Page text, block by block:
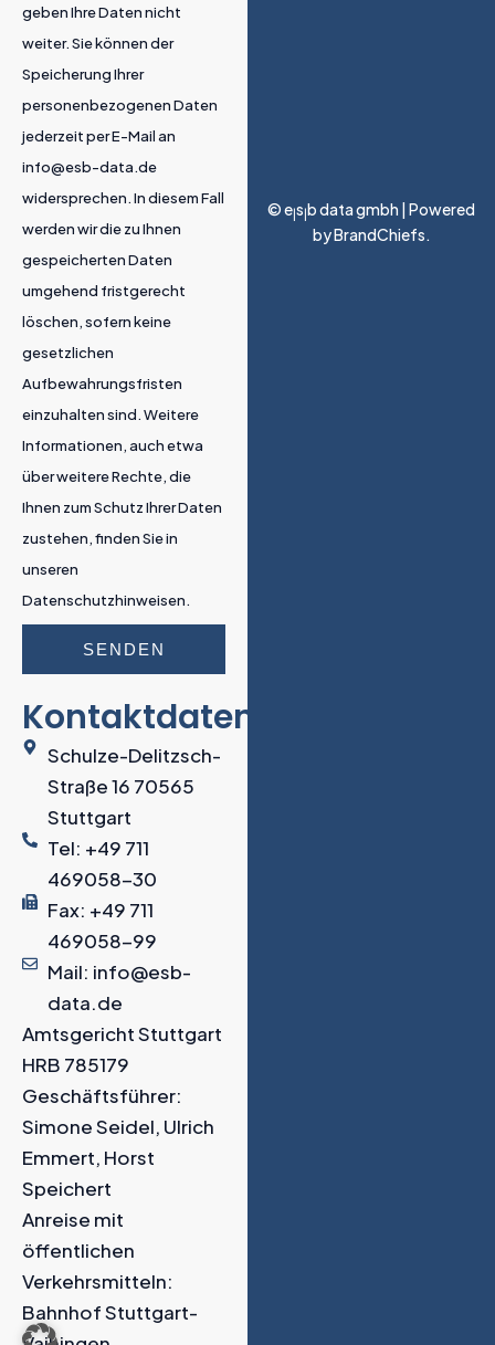
geben Ihre Daten nicht
weiter. Sie können der
Speicherung Ihrer
personenbezogenen Daten
jederzeit per E-Mail an
info@esb-data.de
widersprechen. In diesem Fall
werden wir die zu Ihnen
gespeicherten Daten
umgehend fristgerecht
löschen, sofern keine
gesetzlichen
Aufbewahrungsfristen
einzuhalten sind. Weitere
Informationen, auch etwa
über weitere Rechte, die
Ihnen zum Schutz Ihrer Daten
zustehen, finden Sie in
unseren
Datenschutzhinweisen.
SENDEN
Kontaktdaten
Schulze-Delitzsch-
Straße 16 70565
Stuttgart
Tel: +49 711
469058-30
Fax: +49 711
469058-99
Mail: info@esb-
data.de
Amtsgericht Stuttgart
HRB 785179
Geschäftsführer:
Simone Seidel, Ulrich
Emmert, Horst
Speichert
Anreise mit
öffentlichen
Verkehrsmitteln:
Bahnhof Stuttgart-
© e|s|b data gmbh | Powered
byBrandChiefs.